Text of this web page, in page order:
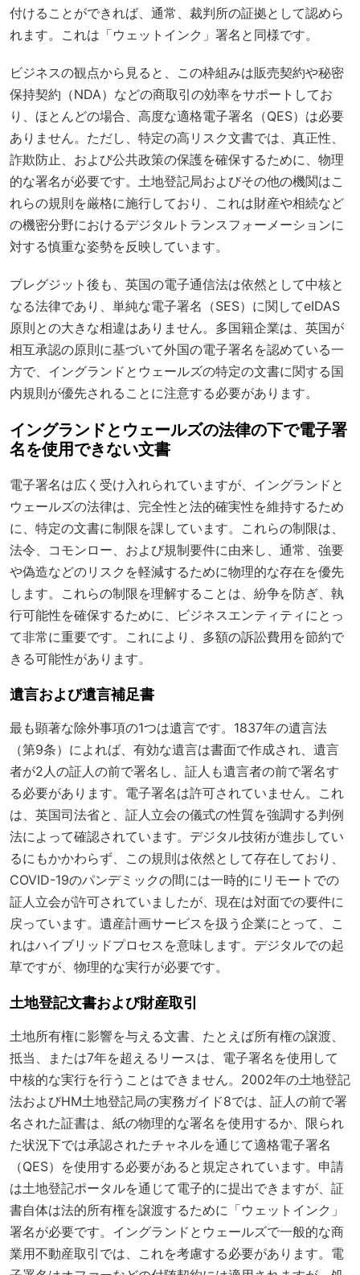
付けることができれば、通常、裁判所の証拠として認めら
れます。これは「ウェットインク」署名と同様です。
ビジネスの観点から見ると、この枠組みは販売契約や秘密
保持契約（NDA）などの商取引の効率をサポートしてお
り、ほとんどの場合、高度な適格電子署名（QES）は必要
ありません。ただし、特定の高リスク文書では、真正性、
詐欺防止、および公共政策の保護を確保するために、物理
的な署名が必要です。土地登記局およびその他の機関はこ
れらの規則を厳格に施行しており、これは財産や相続など
の機密分野におけるデジタルトランスフォーメーションに
対する慎重な姿勢を反映しています。
ブレグジット後も、英国の電子通信法は依然として中核と
なる法律であり、単純な電子署名（SES）に関してeIDAS
原則との大きな相違はありません。多国籍企業は、英国が
相互承認の原則に基づいて外国の電子署名を認めている一
方で、イングランドとウェールズの特定の文書に関する国
内規則が優先されることに注意する必要があります。
イングランドとウェールズの法律の下で電子署
名を使用できない文書
電子署名は広く受け入れられていますが、イングランドと
ウェールズの法律は、完全性と法的確実性を維持するため
に、特定の文書に制限を課しています。これらの制限は、
法令、コモンロー、および規制要件に由来し、通常、強要
や偽造などのリスクを軽減するために物理的な存在を優先
します。これらの制限を理解することは、紛争を防ぎ、執
行可能性を確保するために、ビジネスエンティティにとっ
て非常に重要です。これにより、多額の訴訟費用を節約で
きる可能性があります。
遺言および遺言補足書
最も顕著な除外事項の1つは遺言です。1837年の遺言法
（第9条）によれば、有効な遺言は書面で作成され、遺言
者が2人の証人の前で署名し、証人も遺言者の前で署名す
る必要があります。電子署名は許可されていません。これ
は、英国司法省と、証人立会の儀式の性質を強調する判例
法によって確認されています。デジタル技術が進歩してい
るにもかかわらず、この規則は依然として存在しており、
COVID-19のパンデミックの間には一時的にリモートでの
証人立会が許可されていましたが、現在は対面での要件に
戻っています。遺産計画サービスを扱う企業にとって、こ
れはハイブリッドプロセスを意味します。デジタルでの起
草ですが、物理的な実行が必要です。
土地登記文書および財産取引
土地所有権に影響を与える文書、たとえば所有権の譲渡、
抵当、または7年を超えるリースは、電子署名を使用して
中核的な実行を行うことはできません。2002年の土地登記
法およびHM土地登記局の実務ガイド8では、証人の前で署
名された証書は、紙の物理的な署名を使用するか、限られ
た状況下では承認されたチャネルを通じて適格電子署名
（QES）を使用する必要があると規定されています。申請
は土地登記ポータルを通じて電子的に提出できますが、証
書自体は法的所有権を譲渡するために「ウェットインク」
署名が必要です。イングランドとウェールズで一般的な商
業用不動産取引では、これを考慮する必要があります。電